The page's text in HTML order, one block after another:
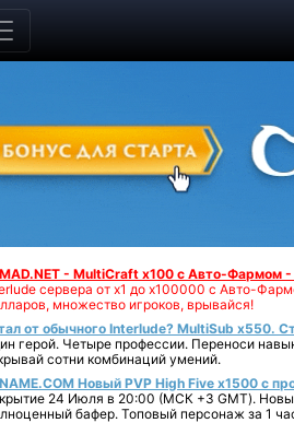
- MultiCraft x100 с Авто-Фармом
сервера от х1 до х100000 с Авто-
множество игроков, врывайся!
от обычного Interlude? MultiSub x550.
герой. Четыре профессии. Переноси
сотни комбинаций умений.
Новый PVP High Five x1500 с
24 Июля в 20:00 (МСК +3 GMT).
бафер. Топовый персонаж за 1